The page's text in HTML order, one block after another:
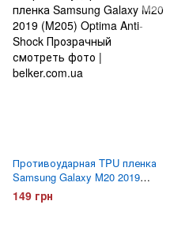
Противоударная TPU пленка
Samsung Galaxy M20 2019
(M205) Optima Anti-Shock
149 грн